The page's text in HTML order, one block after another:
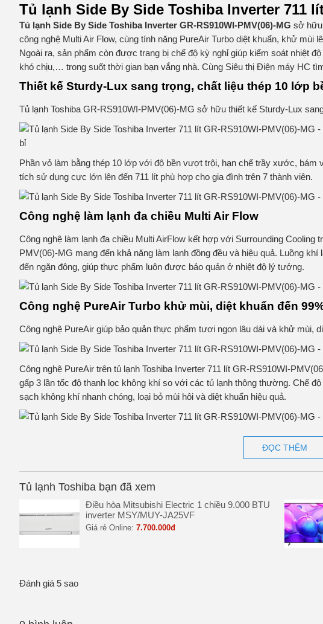
Tủ lạnh Side By Side Toshiba Inverter 711
Tủ lạnh Side By Side Toshiba Inverter GR-RS910WI-PMV(06)-MG sở hữu
công nghệ Multi Air Flow, cùng tính năng PureAir Turbo diệt khuẩn, khử mùi
Ngoài ra, sản phẩm còn được trang bị chế độ kỳ nghỉ giúp kiểm soát nhiệt
khó chịu,… trong suốt thời gian bạn vắng nhà. Cùng Siêu thị Điện máy HC
Thiết kế Sturdy-Lux sang trọng, chất liệu thép 10 lớp
Tủ lạnh Toshiba GR-RS910WI-PMV(06)-MG sở hữu thiết kế Sturdy-Lux
Phần vỏ làm bằng thép 10 lớp với độ bền vượt trội, hạn chế trầy xước, bám
tích sử dụng cực lớn lên đến 711 lít phù hợp cho gia đình trên 7 thành viên.
Công nghệ làm lạnh đa chiều Multi Air Flow
Công nghệ làm lạnh đa chiều Multi AirFlow kết hợp với Surrounding Cooling
PMV(06)-MG mang đến khả năng làm lạnh đồng đều và hiệu quả. Luồng
đến ngăn đông, giúp thực phẩm luôn được bảo quản ở nhiệt độ lý tưởng.
Công nghệ PureAir Turbo khử mùi, diệt khuẩn đến
Công nghệ PureAir giúp bảo quản thực phẩm tươi ngon lâu dài và khử mùi,
Công nghệ PureAir trên tủ lạnh Toshiba Inverter 711 lít GR-RS910WI-
gấp 3 lần tốc độ thanh lọc không khí so với các tủ lạnh thông thường. Chế
sạch không khí nhanh chóng, loại bỏ mùi hôi và diệt khuẩn hiệu quả.
Ngăn chứa linh hoạt Flexible Zone của tủ lạnh Toshiba GR-RS910WI-
nhờ vào 3 chế độ nhiệt độ tùy chỉnh. Bạn có thể điều chỉnh nhiệt độ để phù
các thực phẩm đông lạnh hoặc đồ ăn chế biến sẵn.
Công nghệ Origin Inverter tiết kiệm điện hiệu quả
Công nghệ Origin Inverter giúp tiết kiệm điện năng và vận hành êm ái. Hệ
linh hoạt, giúp làm lạnh nhanh chóng ở mức cao và tiết kiệm năng lượng ở
Bạn có thể dễ dàng điều chỉnh nhiệt độ, nhận thông báo khi quên đóng cửa
ĐỌC THÊM
Tủ lạnh Toshiba bạn đã xem
Điều hòa Mitsubishi Electric 1 chiều 9.000 BTU
inverter MSY/MUY-JA25VF
Giá rẻ Online: 7.700.000đ
Đánh giá 5 sao